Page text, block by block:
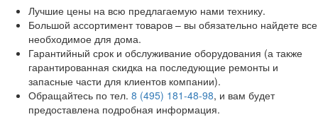
Лучшие цены на всю предлагаемую нами технику.
Большой ассортимент товаров – вы обязательно найдете все
необходимое для дома.
Гарантийный срок и обслуживание оборудования (а также
гарантированная скидка на последующие ремонты и
запасные части для клиентов компании).
Обращайтесь по тел. 8 (495) 181-48-98, и вам будет
предоставлена подробная информация.